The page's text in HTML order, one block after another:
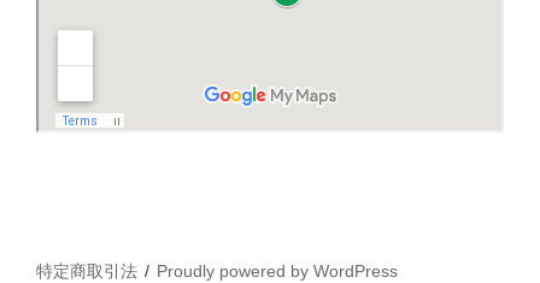
特定商取引法 Proudly powered by WordPress